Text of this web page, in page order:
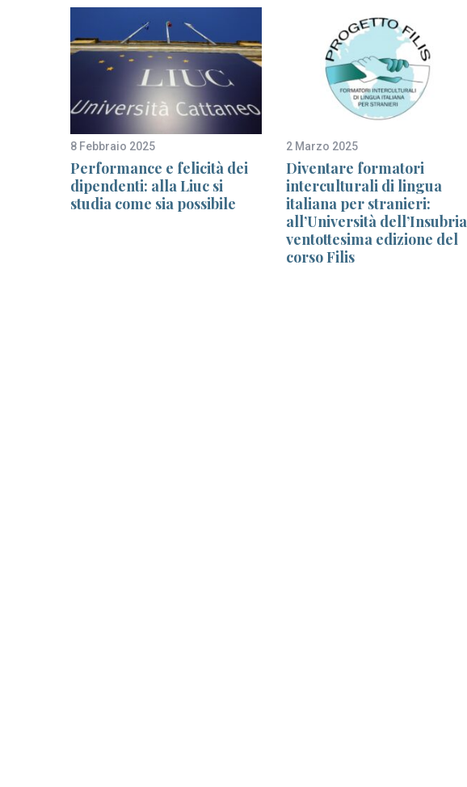
8 Febbraio 2025
Performance e felicità dei
dipendenti: alla Liuc si
studia come sia possibile
2 Marzo 2025
Diventare formatori
interculturali di lingua
italiana per stranieri:
all’Università dell’Insubria
ventottesima edizione del
corso Filis